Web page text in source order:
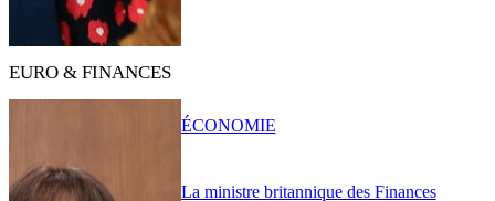
EURO & FINANCES
La ministre britannique des Finances
ÉCONOMIE